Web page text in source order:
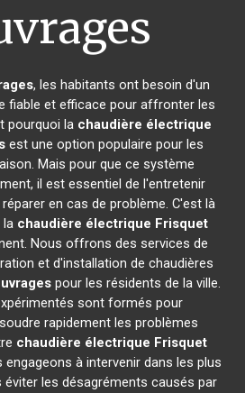
, les habitants ont besoin d'un
fiable et efficace pour affronter les
pourquoi la chaudière électrique
est une option populaire pour les
Mais pour que ce système
il est essentiel de l'entretenir
en cas de problème. C'est là
la chaudière électrique Frisquet
Nous offrons des services de
et d'installation de chaudières
pour les résidents de la ville.
sont formés pour
rapidement les problèmes
chaudière électrique Frisquet
engageons à intervenir dans les plus
les désagréments causés par